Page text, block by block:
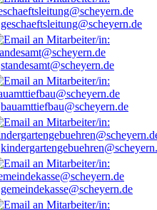
geschaeftsleitung@scheyern.de
standesamt@scheyern.de
bauamttiefbau@scheyern.de
gemeindekasse@scheyern.de